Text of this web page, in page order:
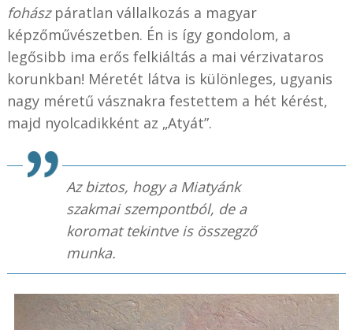
fohászpáratlan vállalkozás a magyar
képzőművészetben. Én is így gondolom, a
legősibb ima erős felkiáltás a mai vérzivataros
korunkban! Méretét látva is különleges, ugyanis
nagy méretű vásznakra festettem a hét kérést,
majd nyolcadikként az „Atyát”.
Az biztos, hogy a Miatyánk
szakmai szempontból, de a
koromat tekintve is összegző
munka.